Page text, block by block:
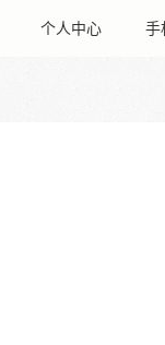
个人中心 手